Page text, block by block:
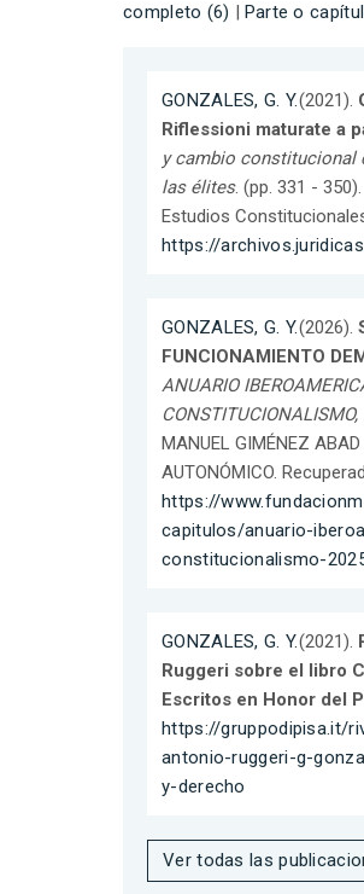
completo (6)
Parte o
GONZALES, G. Y.(2021).
Riflessioni maturate a
y cambio constitucional
las élites. (pp. 331 -
Estudios
https://
GONZALES, G. Y.(2026).
FUNCIONAMIENTO
ANUARIO
CONSTITUCIONALISMO,
MANUEL GIMÉNEZ ABAD
AUTONÓMICO.
https://
capitulos/anuario-
constitucionalismo-
GONZALES, G. Y.(2021).
Ruggeri sobre el libro
Escritos en Honor del
https://gruppodipisa.it/
antonio-ruggeri-g-
y-derecho
Ver todas las